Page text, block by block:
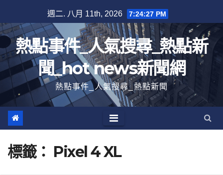
至
內
容
週二. 八月 11th, 2026 7:24:27 PM
熱點事件_人氣搜尋_熱點新
聞_hot news新聞網
熱點事件_人氣搜尋_熱點新聞
標籤： Pixel 4 XL